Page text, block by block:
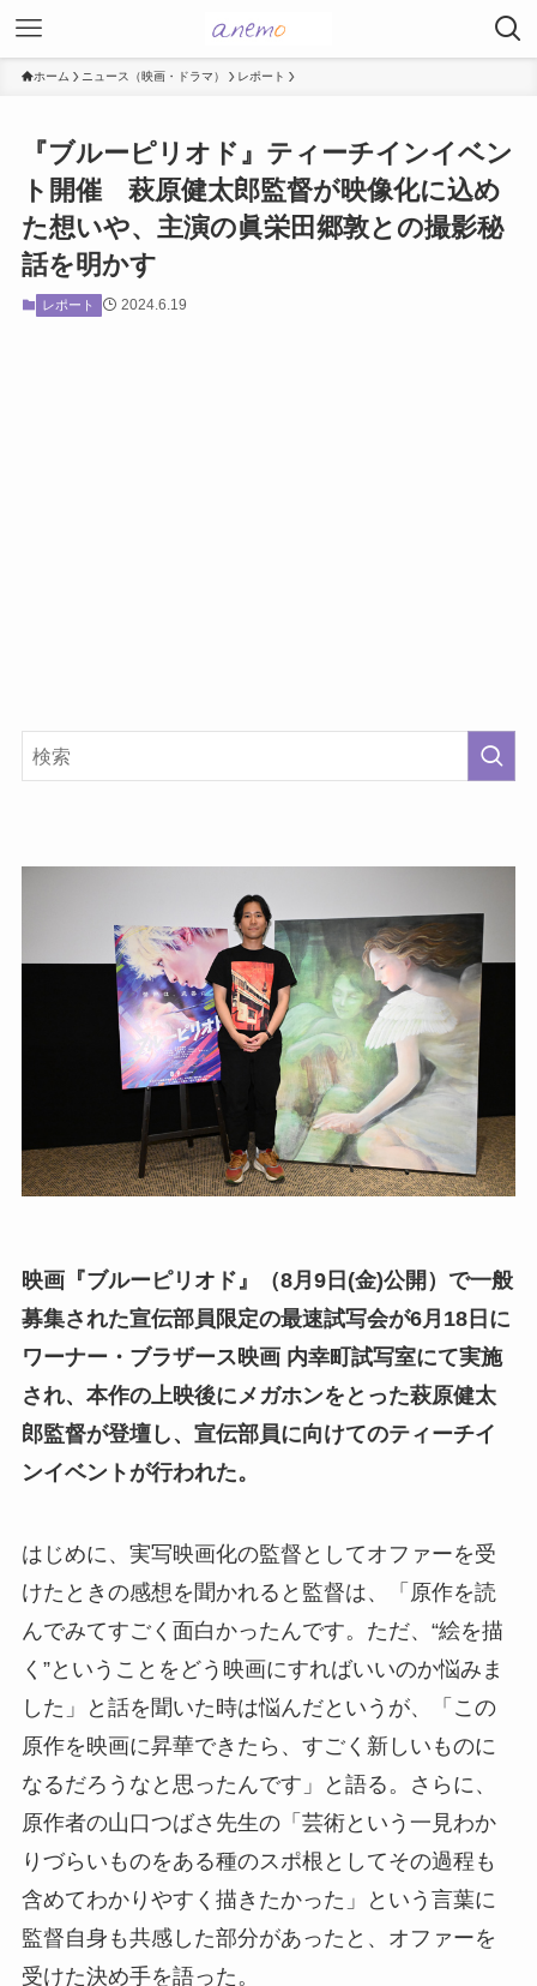
ホーム ニュース（映画・ドラマ） レポート
『ブルーピリオド』ティーチインイベン
ト開催 萩原健太郎監督が映像化に込め
た想いや、主演の眞栄田郷敦との撮影秘
話を明かす
レポート 2024.6.19
映画『ブルーピリオド』（8月9日(金)公開）で一般
募集された宣伝部員限定の最速試写会が6月18日に
ワーナー・ブラザース映画 内幸町試写室にて実施
され、本作の上映後にメガホンをとった萩原健太
郎監督が登壇し、宣伝部員に向けてのティーチイ
ンイベントが行われた。
はじめに、実写映画化の監督としてオファーを受
けたときの感想を聞かれると監督は、「原作を読
んでみてすごく面白かったんです。ただ、“絵を描
く”ということをどう映画にすればいいのか悩みま
した」と話を聞いた時は悩んだというが、「この
原作を映画に昇華できたら、すごく新しいものに
なるだろうなと思ったんです」と語る。さらに、
原作者の山口つばさ先生の「芸術という一見わか
りづらいものをある種のスポ根としてその過程も
含めてわかりやすく描きたかった」という言葉に
監督自身も共感した部分があったと、オファーを
受けた決め手を語った。